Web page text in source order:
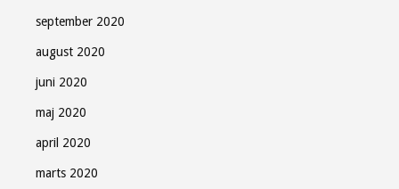
september 2020
august 2020
juni 2020
maj 2020
april 2020
marts 2020